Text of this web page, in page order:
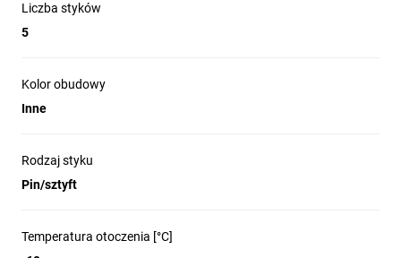
Liczba styków
5
Kolor obudowy
Inne
Rodzaj styku
Pin/sztyft
Temperatura otoczenia [°C]